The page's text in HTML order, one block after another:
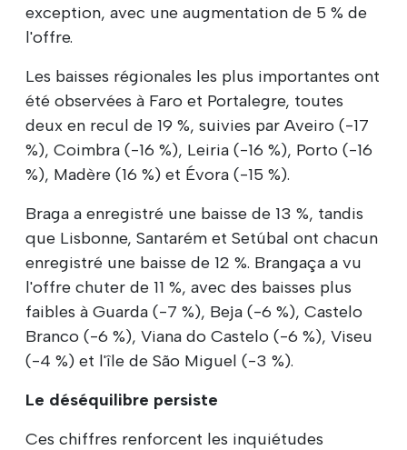
exception, avec une augmentation de 5 % de
l'offre.
Les baisses régionales les plus importantes ont
été observées à Faro et Portalegre, toutes
deux en recul de 19 %, suivies par Aveiro (-17
%), Coimbra (-16 %), Leiria (-16 %), Porto (-16
%), Madère (16 %) et Évora (-15 %).
Braga a enregistré une baisse de 13 %, tandis
que Lisbonne, Santarém et Setúbal ont chacun
enregistré une baisse de 12 %. Brangaça a vu
l'offre chuter de 11 %, avec des baisses plus
faibles à Guarda (-7 %), Beja (-6 %), Castelo
Branco (-6 %), Viana do Castelo (-6 %), Viseu
(-4 %) et l'île de São Miguel (-3 %).
Le déséquilibre persiste
Ces chiffres renforcent les inquiétudes